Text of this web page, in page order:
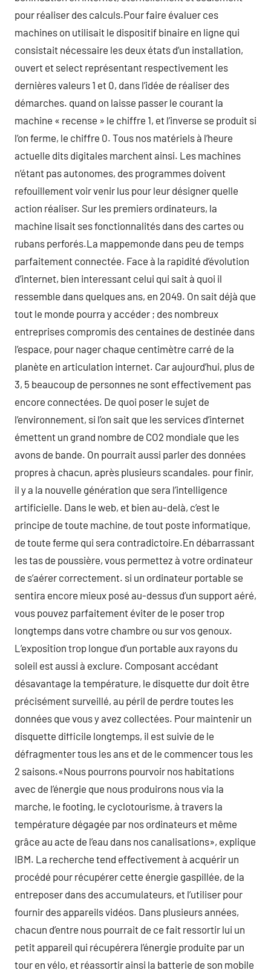
pour réaliser des calculs.Pour faire évaluer ces
machines on utilisait le dispositif binaire en ligne qui
consistait nécessaire les deux états d’un installation,
ouvert et select représentant respectivement les
dernières valeurs 1 et 0, dans l’idée de réaliser des
démarches. quand on laisse passer le courant la
machine « recense » le chiffre 1, et l’inverse se produit si
l’on ferme, le chiffre 0. Tous nos matériels à l’heure
actuelle dits digitales marchent ainsi. Les machines
n’étant pas autonomes, des programmes doivent
refouillement voir venir lus pour leur désigner quelle
action réaliser. Sur les premiers ordinateurs, la
machine lisait ses fonctionnalités dans des cartes ou
rubans perforés.La mappemonde dans peu de temps
parfaitement connectée. Face à la rapidité d’évolution
d’internet, bien interessant celui qui sait à quoi il
ressemble dans quelques ans, en 2049. On sait déjà que
tout le monde pourra y accéder ; des nombreux
entreprises compromis des centaines de destinée dans
l’espace, pour nager chaque centimètre carré de la
planète en articulation internet. Car aujourd’hui, plus de
3, 5 beaucoup de personnes ne sont effectivement pas
encore connectées. De quoi poser le sujet de
l’environnement, si l’on sait que les services d’internet
émettent un grand nombre de CO2 mondiale que les
avons de bande. On pourrait aussi parler des données
propres à chacun, après plusieurs scandales. pour finir,
il y a la nouvelle génération que sera l’intelligence
artificielle. Dans le web, et bien au-delà, c’est le
principe de toute machine, de tout poste informatique,
de toute ferme qui sera contradictoire.En débarrassant
les tas de poussière, vous permettez à votre ordinateur
de s’aérer correctement. si un ordinateur portable se
sentira encore mieux posé au-dessus d’un support aéré,
vous pouvez parfaitement éviter de le poser trop
longtemps dans votre chambre ou sur vos genoux.
L’exposition trop longue d’un portable aux rayons du
soleil est aussi à exclure. Composant accédant
désavantage la température, le disquette dur doit être
précisément surveillé, au péril de perdre toutes les
données que vous y avez collectées. Pour maintenir un
disquette difficile longtemps, il est suivie de le
défragmenter tous les ans et de le commencer tous les
2 saisons.«Nous pourrons pourvoir nos habitations
avec de l’énergie que nous produirons nous via la
marche, le footing, le cyclotourisme, à travers la
température dégagée par nos ordinateurs et même
grâce au acte de l’eau dans nos canalisations», explique
IBM. La recherche tend effectivement à acquérir un
procédé pour récupérer cette énergie gaspillée, de la
entreposer dans des accumulateurs, et l’utiliser pour
fournir des appareils vidéos. Dans plusieurs années,
chacun d’entre nous pourrait de ce fait ressortir lui un
petit appareil qui récupérera l’énergie produite par un
tour en vélo, et réassortir ainsi la batterie de son mobile